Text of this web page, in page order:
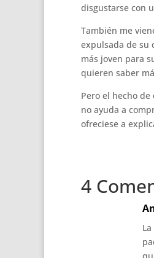
disgustarse con
También me
expulsada de su
más joven para
quieren saber
Pero el hecho
no ayuda a
ofreciese a
4